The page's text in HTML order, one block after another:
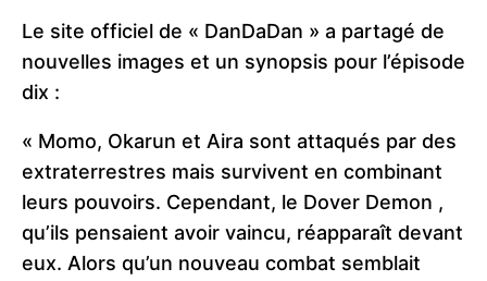
Le site officiel de « DanDaDan » a partagé de
nouvelles images et un synopsis pour l’épisode
dix :
« Momo, Okarun et Aira sont attaqués par des
extraterrestres mais survivent en combinant
leurs pouvoirs. Cependant, le Dover Demon ,
qu’ils pensaient avoir vaincu, réapparaît devant
eux. Alors qu’un nouveau combat semblait